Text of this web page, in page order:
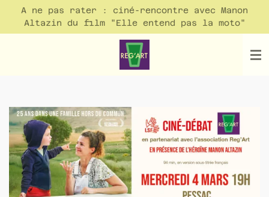
Passer
contenu
A ne pas rater : ciné-rencontre avec Manon
Altazin du film "Elle entend pas la moto"